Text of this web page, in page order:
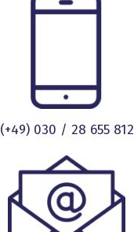
(+49) 030 / 28 655 812